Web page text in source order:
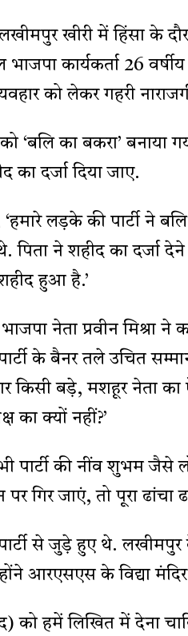
खीरी में हिंसा के
कार्यकर्ता 26
को लेकर गहरी
‘बलि का बकरा’ बनाया
का दर्जा दिया जाए.
लड़के की पार्टी ने
पिता ने शहीद का दर्जा
हुआ है.’
नेता प्रवीन मिश्रा ने
पार्टी के बैनर तले उचित
किसी बड़े, मशहूर नेता का
का क्यों नहीं?’
पार्टी की नींव शुभम जैसे
गिर जाएं, तो पूरा ढांचा
से जुड़े हुए थे.
आरएसएस के विद्या
को हमें लिखित में देना